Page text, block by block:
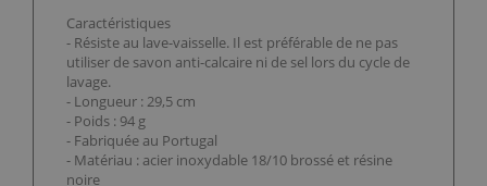
Caractéristiques
- Résiste au lave-vaisselle. Il est préférable de ne pas
utiliser de savon anti-calcaire ni de sel lors du cycle de
lavage.
- Longueur : 29,5 cm
- Poids : 94 g
- Fabriquée au Portugal
- Matériau : acier inoxydable 18/10 brossé et résine
noire